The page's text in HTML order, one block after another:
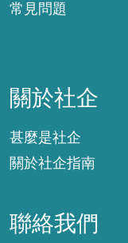
常見問題
關於社企
甚麼是社企
關於社企指南
聯絡我們